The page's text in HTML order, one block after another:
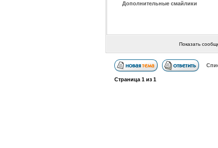
Дополнительные смайлики
Показать
Страница 1из 1